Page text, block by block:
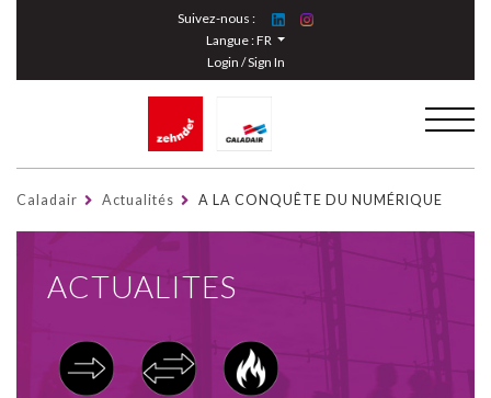
Suivez-nous :
Langue :FR
Login / Sign In
Caladair Actualités A LA CONQUÊTE DU NUMÉRIQUE
ACTUALITES
Cookies management panel